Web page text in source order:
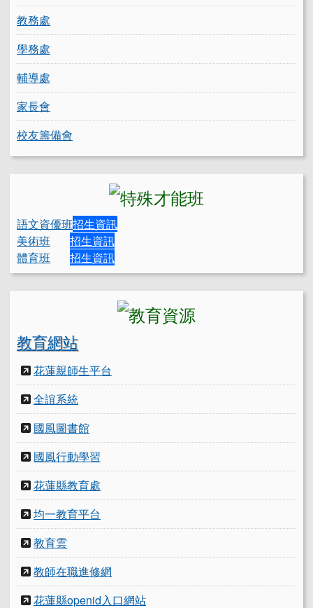
教務處
學務處
輔導處
家長會
校友籌備會
語文資優班招生資訊
美術班
招生資訊
體育班
招生資訊
教育網站
花蓮親師生平台
全誼系統
國風圖書館
國風行動學習
花蓮縣教育處
均一教育平台
教育雲
教師在職進修網
花蓮縣openid入口網站